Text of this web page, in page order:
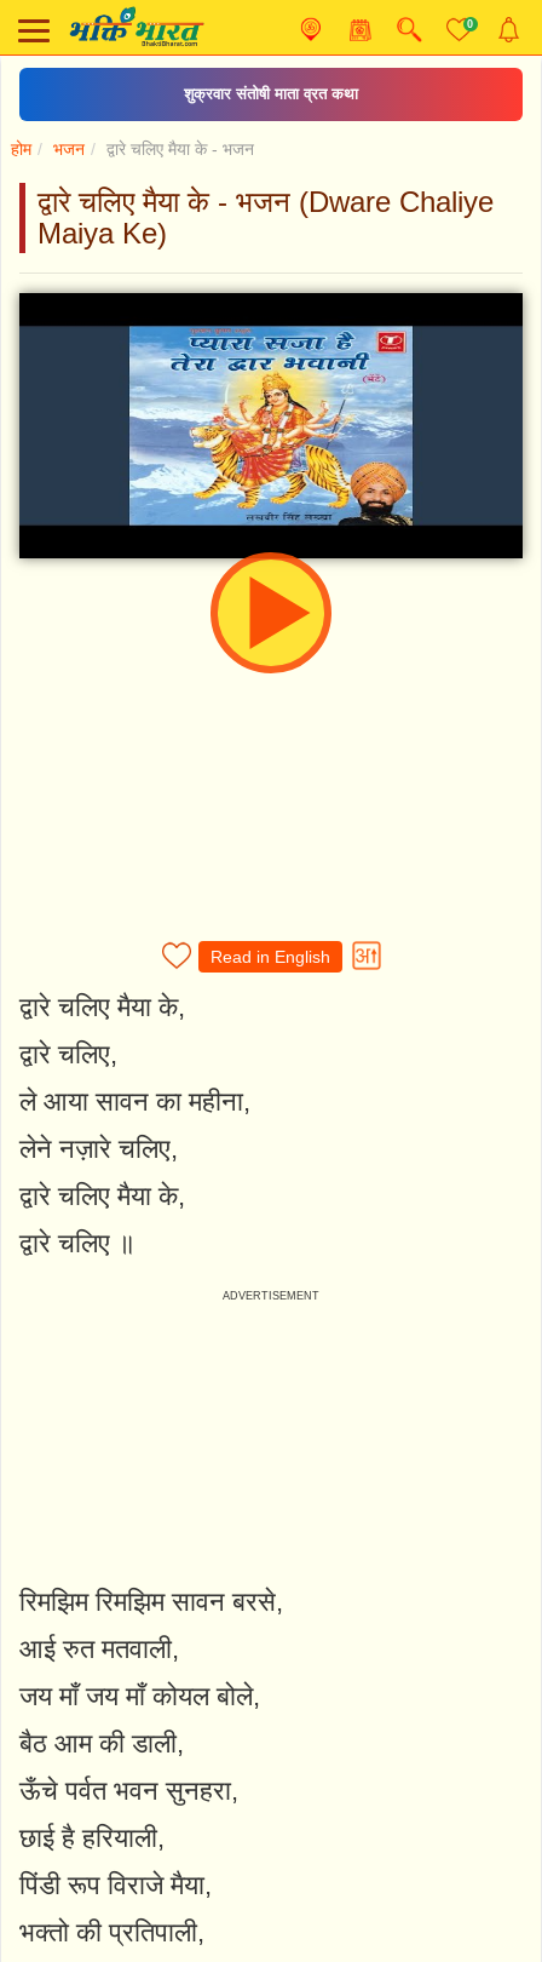
0
काँवड़ यात्रा
होम भजन द्वारे चलिए मैया के - भजन
द्वारे चलिए मैया के - भजन (Dware Chaliye
Maiya Ke)
Read in English
द्वारे चलिए मैया के,
द्वारे चलिए,
ले आया सावन का महीना,
लेने नज़ारे चलिए,
द्वारे चलिए मैया के,
द्वारे चलिए ॥
रिमझिम रिमझिम सावन बरसे,
आई रुत मतवाली,
जय माँ जय माँ कोयल बोले,
बैठ आम की डाली,
ऊँचे पर्वत भवन सुनहरा,
छाई है हरियाली,
पिंडी रूप विराजे मैया,
भक्तो की प्रतिपाली,